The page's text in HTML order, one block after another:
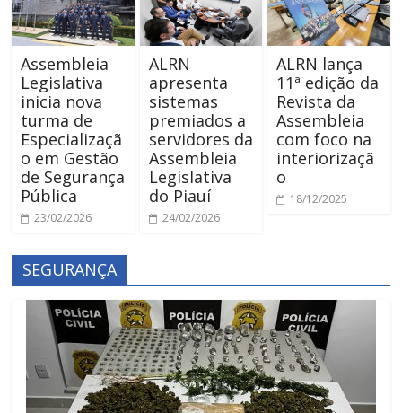
Assembleia
Legislativa
inicia nova
turma de
Especializaçã
o em Gestão
de Segurança
Pública
23/02/2026
ALRN
apresenta
sistemas
premiados a
servidores da
Assembleia
Legislativa
do Piauí
24/02/2026
ALRN lança
11ª edição da
Revista da
Assembleia
com foco na
interiorizaçã
o
18/12/2025
SEGURANÇA